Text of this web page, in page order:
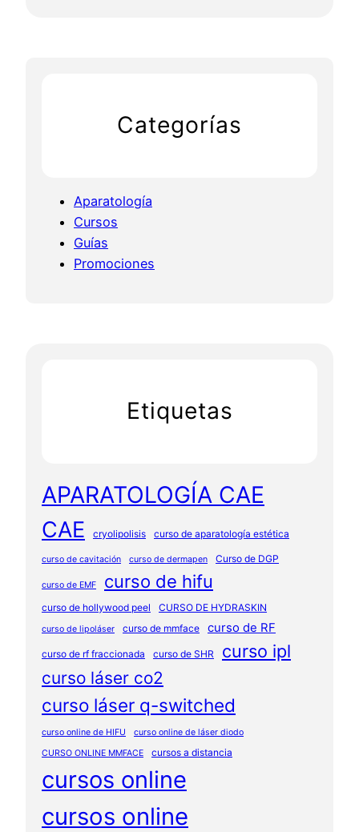
Categorías
Aparatología
Cursos
Guías
Promociones
Etiquetas
APARATOLOGÍA CAE
CAE cryolipolisis curso de aparatología estética
curso de cavitación curso de dermapen Curso de DGP
curso de EMF curso de hifu
curso de hollywood peel CURSO DE HYDRASKIN
curso de lipoláser curso de mmface curso de RF
curso de rf fraccionada curso de SHR curso ipl
curso láser co2
curso láser q-switched
curso online de HIFU
curso online de láser diodo
CURSO ONLINE MMFACE
cursos a distancia
cursos online
cursos online